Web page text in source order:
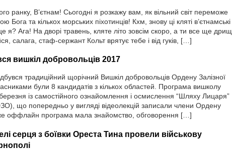
ранку, В’єтнам! Сьогодні я розкажу вам, як вільний світ переможе
Бога та кількох морських піхотинців! Кхм, знову ці кляті в’єтнамські
Ага! На дворі травень, кляте літо зовсім скоро, а ти все ще дрищ
салага, стаф-сержант Кольт врятує тебе і від гуків, […]
вишкіл добровольців 2017
традиційний щорічний Вишкіл добровольців Ордену Залізної
були 8 кандидатів з кількох областей. Програма вишколу
із самостійного ознайомлення і осмислення “Шляху Лицаря”
ОЗО), що попередньо у вигляді відеолекцій записали члени Ордену
оффлайн програма мала знайомство, обговорення […]
серця з боївки Ореста Тина провели військову